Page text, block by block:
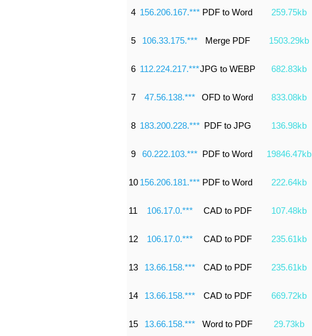
4 156.206.167.*** PDF to Word 259.75kb
5 106.33.175.*** Merge PDF 1503.29kb
6 112.224.217.***JPG to WEBP 682.83kb
7 47.56.138.*** OFD to Word 833.08kb
8 183.200.228.*** PDF to JPG 136.98kb
9 60.222.103.*** PDF to Word 19846.47kb
10 156.206.181.*** PDF to Word 222.64kb
11 106.17.0.*** CAD to PDF 107.48kb
12 106.17.0.*** CAD to PDF 235.61kb
13 13.66.158.*** CAD to PDF 235.61kb
14 13.66.158.*** CAD to PDF 669.72kb
15 13.66.158.*** Word to PDF 29.73kb